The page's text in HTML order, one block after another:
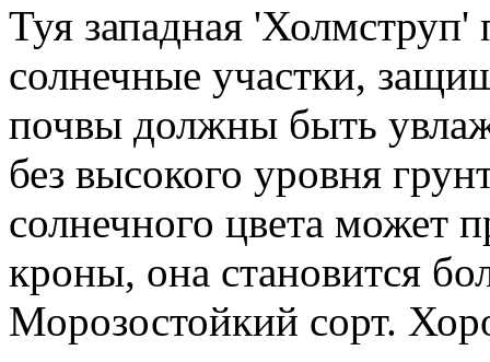
Туя западная 'Холмструп'
солнечные участки,
почвы должны быть
без высокого уровня
солнечного цвета может
кроны, она становится
Морозостойкий сорт.